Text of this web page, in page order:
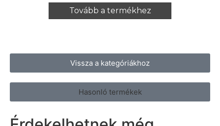
Tovább a termékhez
Vissza a kategóriákhoz
Hasonló termékek